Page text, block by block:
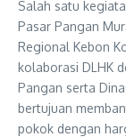
Salah satu
Pasar Pangan
Regional Kebon
kolaborasi DLHK
Pangan serta
bertujuan
pokok dengan